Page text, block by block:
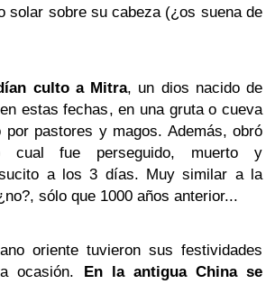
solar sobre su cabeza (¿os suena de
culto a Mitra, un dios nacido de
estas fechas, en una gruta o cueva
por pastores y magos. Además, obró
cual fue perseguido, muerto y
a los 3 días. Muy similar a la
sólo que 1000 años anterior...
oriente tuvieron sus festividades
ocasión. En la antigua China se